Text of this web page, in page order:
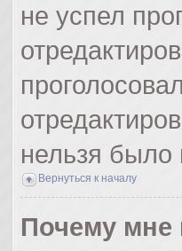
не успел
нельзя было
Вернуться к началу
Почему